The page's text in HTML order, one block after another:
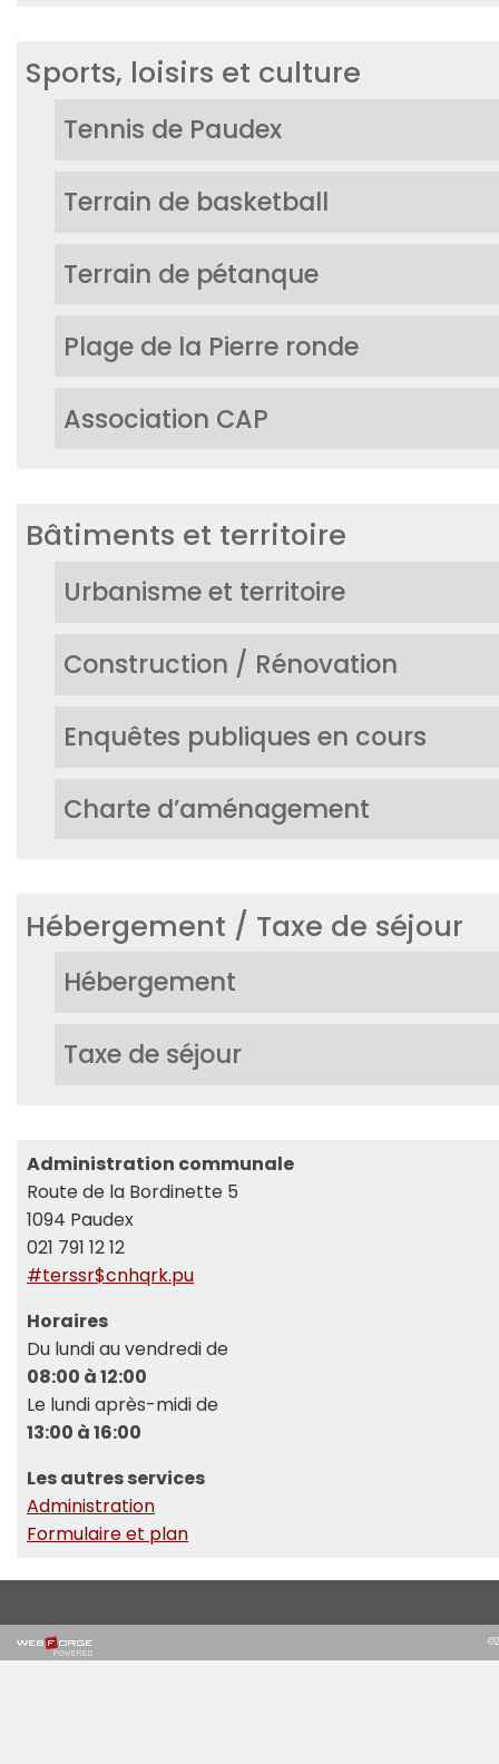
Sports, loisirs et culture
Tennis de Paudex
Terrain de basketball
Terrain de pétanque
Plage de la Pierre ronde
Association CAP
Bâtiments et territoire
Urbanisme et territoire
Construction / Rénovation
Enquêtes publiques en cours
Charte d’aménagement
Hébergement / Taxe de séjour
Hébergement
Taxe de séjour
Administration communale
Route de la Bordinette 5
1094 Paudex
021 791 12 12
#terssr$cnhqrk.pu
Horaires
Du lundi au vendredi de
08:00 à 12:00
Le lundi après-midi de
13:00 à 16:00
Les autres services
Administration
Formulaire et plan